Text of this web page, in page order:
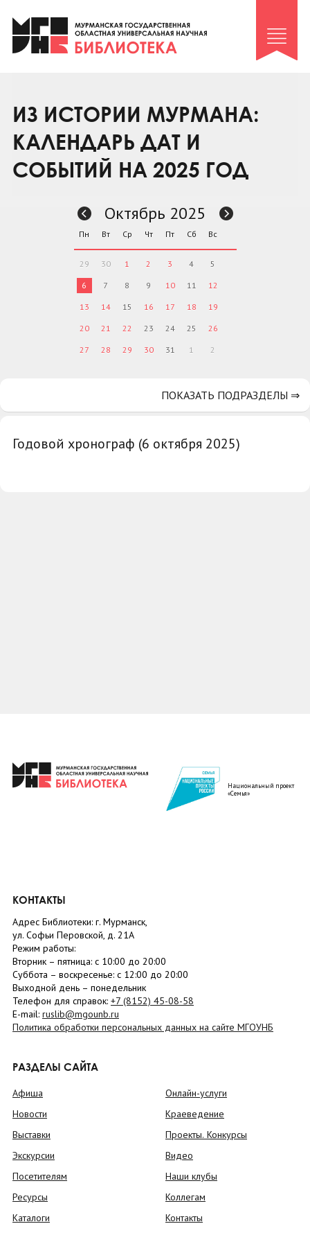
Клуб «Гиря и сельдерей»
Клуб «Семейный архив»
Коллегам
Контакты
ИЗ ИСТОРИИ МУРМАНА:
КАЛЕНДАРЬ ДАТ И
СОБЫТИЙ НА 2025 ГОД
Годовой хронограф (6 октября 2025)
Октябрь 2025
Пн Вт Ср Чт Пт Сб Вс
29 30 1 2 3 4 5
6 7 8 9 10 11 12
13 14 15 16 17 18 19
20 21 22 23 24 25 26
27 28 29 30 31 1 2
ПОКАЗАТЬ ПОДРАЗДЕЛЫ ⇒
Национальный проект
«Семья»
КОНТАКТЫ
Адрес Библиотеки: г. Мурманск,
ул. Софьи Перовской, д. 21А
Режим работы:
Вторник – пятница: с 10:00 до 20:00
Суббота – воскресенье: c 12:00 до 20:00
Выходной день – понедельник
Телефон для справок: +7 (8152) 45-08-58
E-mail: ruslib@mgounb.ru
Политика обработки персональных данных на сайте МГОУНБ
РАЗДЕЛЫ САЙТА
Афиша
Новости
Выставки
Экскурсии
Посетителям
Ресурсы
Каталоги
Онлайн-услуги
Краеведение
Проекты. Конкурсы
Видео
Наши клубы
Коллегам
Контакты